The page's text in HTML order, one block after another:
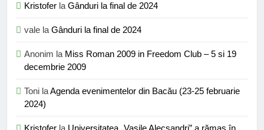
Kristofer la Gânduri la final de 2024
vale la Gânduri la final de 2024
Anonim la Miss Roman 2009 in Freedom Club – 5 si 19
decembrie 2009
Toni laAgenda evenimentelor din Bacău (23-25 februarie
2024)
Kristofer la Universitatea „Vasile Alecsandri” a rămas în